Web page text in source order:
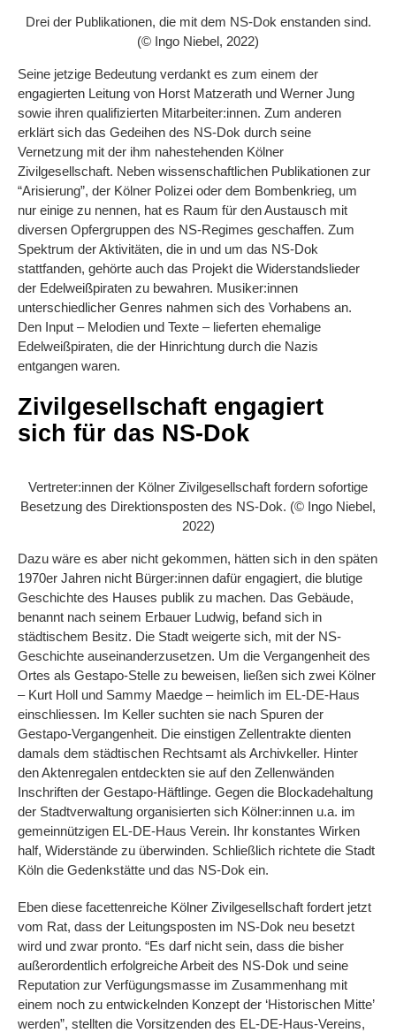
Drei der Publikationen, die mit dem NS-Dok enstanden sind.
(© Ingo Niebel, 2022)
Seine jetzige Bedeutung verdankt es zum einem der
engagierten Leitung von Horst Matzerath und Werner Jung
sowie ihren qualifizierten Mitarbeiter:innen. Zum anderen
erklärt sich das Gedeihen des NS-Dok durch seine
Vernetzung mit der ihm nahestehenden Kölner
Zivilgesellschaft. Neben wissenschaftlichen Publikationen zur
“Arisierung”, der Kölner Polizei oder dem Bombenkrieg, um
nur einige zu nennen, hat es Raum für den Austausch mit
diversen Opfergruppen des NS-Regimes geschaffen. Zum
Spektrum der Aktivitäten, die in und um das NS-Dok
stattfanden, gehörte auch das Projekt die Widerstandslieder
der Edelweißpiraten zu bewahren. Musiker:innen
unterschiedlicher Genres nahmen sich des Vorhabens an.
Den Input – Melodien und Texte – lieferten ehemalige
Edelweißpiraten, die der Hinrichtung durch die Nazis
entgangen waren.
Zivilgesellschaft engagiert
sich für das NS-Dok
Vertreter:innen der Kölner Zivilgesellschaft fordern sofortige
Besetzung des Direktionsposten des NS-Dok. (© Ingo Niebel,
2022)
Dazu wäre es aber nicht gekommen, hätten sich in den späten
1970er Jahren nicht Bürger:innen dafür engagiert, die blutige
Geschichte des Hauses publik zu machen. Das Gebäude,
benannt nach seinem Erbauer Ludwig, befand sich in
städtischem Besitz. Die Stadt weigerte sich, mit der NS-
Geschichte auseinanderzusetzen. Um die Vergangenheit des
Ortes als Gestapo-Stelle zu beweisen, ließen sich zwei Kölner
– Kurt Holl und Sammy Maedge – heimlich im EL-DE-Haus
einschliessen. Im Keller suchten sie nach Spuren der
Gestapo-Vergangenheit. Die einstigen Zellentrakte dienten
damals dem städtischen Rechtsamt als Archivkeller. Hinter
den Aktenregalen entdeckten sie auf den Zellenwänden
Inschriften der Gestapo-Häftlinge. Gegen die Blockadehaltung
der Stadtverwaltung organisierten sich Kölner:innen u.a. im
gemeinnützigen EL-DE-Haus Verein. Ihr konstantes Wirken
half, Widerstände zu überwinden. Schließlich richtete die Stadt
Köln die Gedenkstätte und das NS-Dok ein.
Eben diese facettenreiche Kölner Zivilgesellschaft fordert jetzt
vom Rat, dass der Leitungsposten im NS-Dok neu besetzt
wird und zwar pronto. “Es darf nicht sein, dass die bisher
außerordentlich erfolgreiche Arbeit des NS-Dok und seine
Reputation zur Verfügungsmasse im Zusammenhang mit
einem noch zu entwickelnden Konzept der ‘Historischen Mitte’
werden”, stellten die Vorsitzenden des EL-DE-Haus-Vereins,